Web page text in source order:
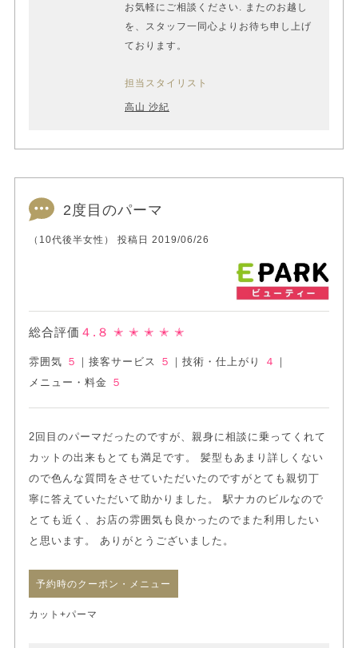
お気軽にご相談ください. またのお越し
を、スタッフ一同心よりお待ち申し上げ
ております。
担当スタイリスト
高山 沙紀
2度目のパーマ
（10代後半女性） 投稿日 2019/06/26
総合評価 ４.８ ✭ ✭ ✭ ✭ ✭
雰囲気 ５ ｜接客サービス ５ ｜技術・仕上がり ４
｜
メニュー・料金
５
2回目のパーマだったのですが、親身に相談に乗ってくれて
カットの出来もとても満足です。 髪型もあまり詳しくない
ので色んな質問をさせていただいたのですがとても親切丁
寧に答えていただいて助かりました。 駅ナカのビルなので
とても近く、お店の雰囲気も良かったのでまた利用したい
と思います。 ありがとうございました。
予約時のクーポン・メニュー
カット+パーマ